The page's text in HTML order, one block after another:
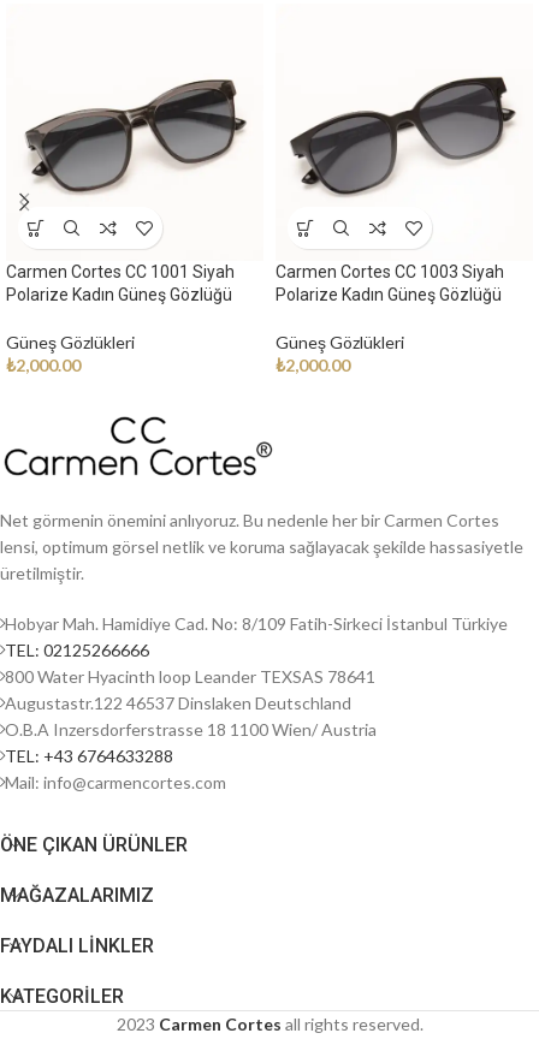
Carmen Cortes CC 1001 Siyah
Polarize Kadın Güneş Gözlüğü
Güneş Gözlükleri
₺2,000.00
Carmen Cortes CC 1003 Siyah
Polarize Kadın Güneş Gözlüğü
Güneş Gözlükleri
₺2,000.00
Net görmenin önemini anlıyoruz. Bu nedenle her bir Carmen Cortes
lensi, optimum görsel netlik ve koruma sağlayacak şekilde hassasiyetle
üretilmiştir.
Hobyar Mah. Hamidiye Cad. No: 8/109 Fatih-Sirkeci İstanbul Türkiye
TEL: 02125266666
800 Water Hyacinth loop Leander TEXSAS 78641
Augustastr.122 46537 Dinslaken Deutschland
O.B.A Inzersdorferstrasse 18 1100 Wien/ Austria
TEL: +43 6764633288
Mail: info@carmencortes.com
ÖNE ÇIKAN ÜRÜNLER
MAĞAZALARIMIZ
FAYDALI LİNKLER
KATEGORİLER
2023 Carmen Cortes all rights reserved.